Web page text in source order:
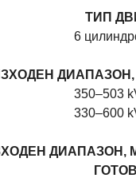
ТИП
6
350–503
330–600